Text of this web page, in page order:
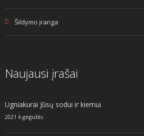
Šildymo įranga
Naujausi įrašai
Ugniakurai Jūsų sodui ir kiemui
2021 6 gegužės